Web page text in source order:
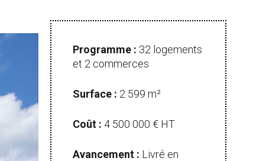
Programme : 32 logements
et 2 commerces
Surface : 2 599 m²
Coût : 4 500 000 € HT
Avancement : Livré en